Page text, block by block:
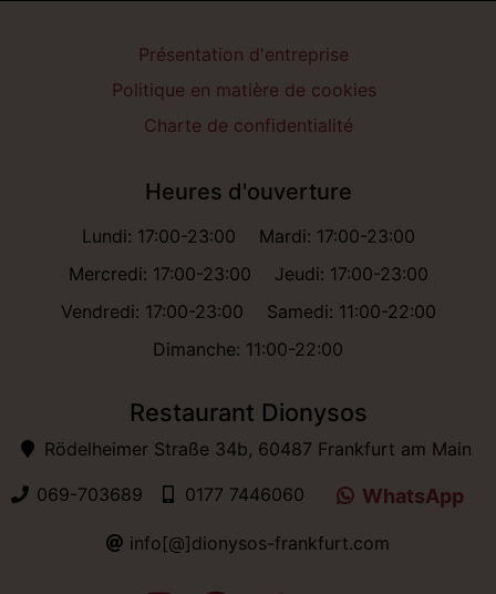
Présentation d'entreprise
Politique en matière de cookies
Charte de confidentialité
Heures d'ouverture
Lundi: 17:00-23:00
Mardi: 17:00-23:00
Mercredi: 17:00-23:00
Jeudi: 17:00-23:00
Vendredi: 17:00-23:00
Samedi: 11:00-22:00
Dimanche: 11:00-22:00
Restaurant Dionysos
Rödelheimer Straße 34b, 60487 Frankfurt am Main
069-703689 0177 7446060 WhatsApp
info[@]dionysos-frankfurt.com